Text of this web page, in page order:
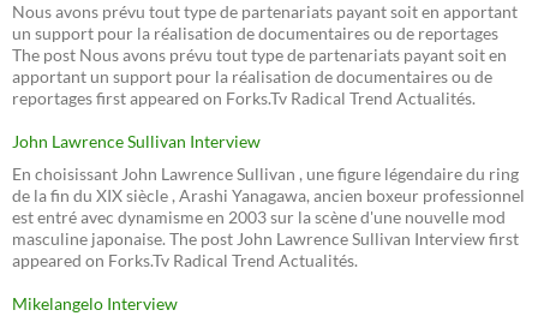
Nous avons prévu tout type de partenariats payant soit en apportant
un support pour la réalisation de documentaires ou de reportages
The post Nous avons prévu tout type de partenariats payant soit en
apportant un support pour la réalisation de documentaires ou de
reportages first appeared on Forks.Tv Radical Trend Actualités.
John Lawrence Sullivan Interview
En choisissant John Lawrence Sullivan , une figure légendaire du ring
de la fin du XIX siècle , Arashi Yanagawa, ancien boxeur professionnel
est entré avec dynamisme en 2003 sur la scène d'une nouvelle mod
masculine japonaise. The post John Lawrence Sullivan Interview first
appeared on Forks.Tv Radical Trend Actualités.
Mikelangelo Interview